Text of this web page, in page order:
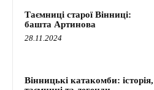
Таємниці старої Вінниці:
башта Артинова
28.11.2024
Вінницькі катакомби: історія,